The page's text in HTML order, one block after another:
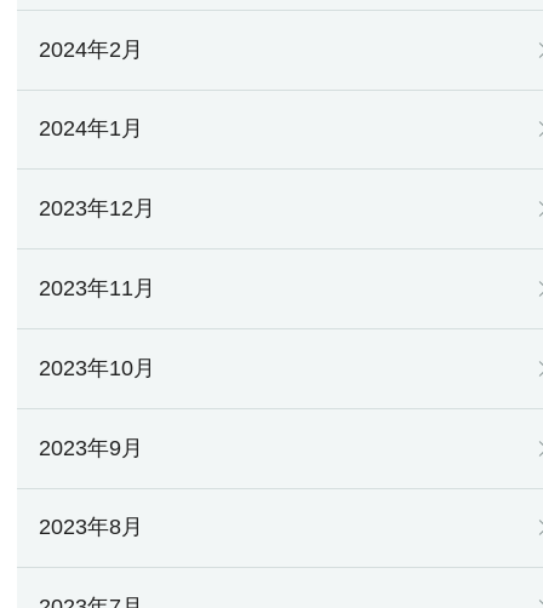
2024年2月
2024年1月
2023年12月
2023年11月
2023年10月
2023年9月
2023年8月